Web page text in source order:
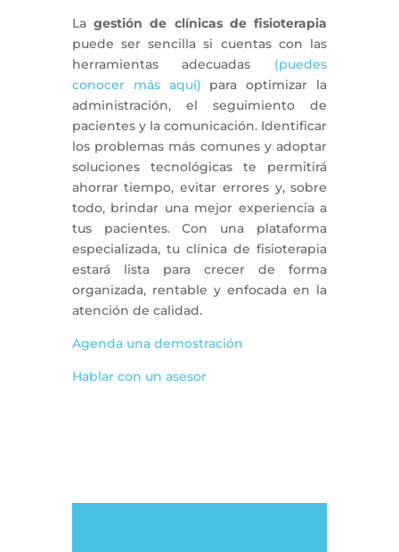
La gestión de clínicas de fisioterapia
puede ser sencilla si cuentas con las
herramientas adecuadas (puedes
conocer más aquí) para optimizar la
administración, el seguimiento de
pacientes y la comunicación. Identificar
los problemas más comunes y adoptar
soluciones tecnológicas te permitirá
ahorrar tiempo, evitar errores y, sobre
todo, brindar una mejor experiencia a
tus pacientes. Con una plataforma
especializada, tu clínica de fisioterapia
estará lista para crecer de forma
organizada, rentable y enfocada en la
atención de calidad.
Agenda una demostración
Hablar con un asesor